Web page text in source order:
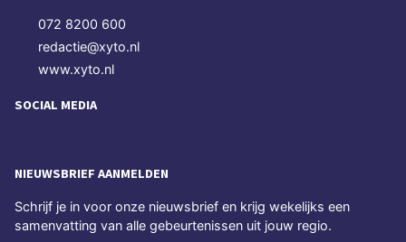
072 8200 600
redactie@xyto.nl
www.xyto.nl
SOCIAL MEDIA
NIEUWSBRIEF AANMELDEN
Schrijf je in voor onze nieuwsbrief en krijg wekelijks een
samenvatting van alle gebeurtenissen uit jouw regio.